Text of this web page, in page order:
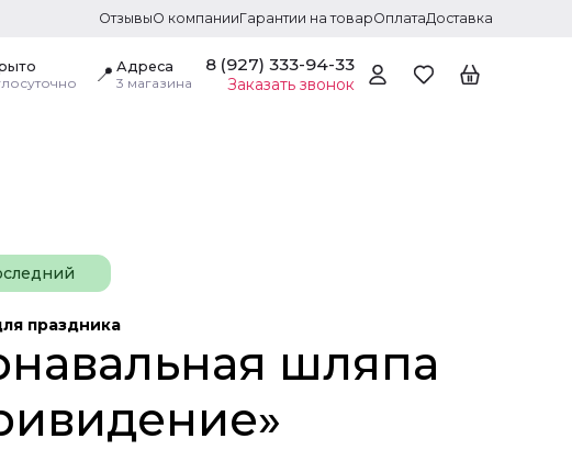
ОтзывыО компанииГарантии на товарОплатаДоставка
📍 Адреса
3 магазина
8 (927) 333-94-33
Заказать звонок
праздника
шляпа